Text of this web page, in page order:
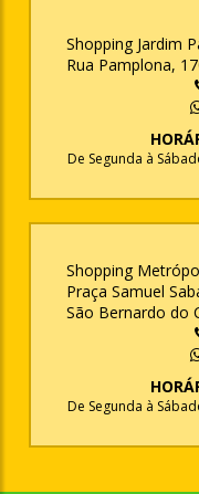
Shopping Jardim
Rua Pamplona,
De Segunda à
Shopping
Praça Samuel
São Bernardo do
De Segunda à